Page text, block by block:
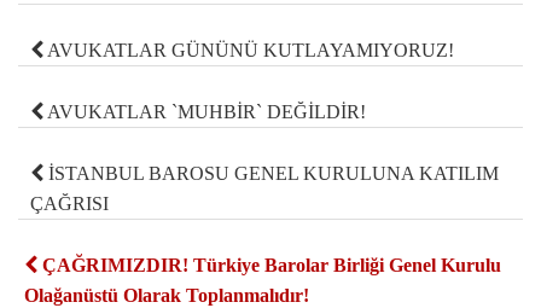
AVUKATLAR GÜNÜNÜ KUTLAYAMIYORUZ!
AVUKATLAR `MUHBİR` DEĞİLDİR!
İSTANBUL BAROSU GENEL KURULUNA KATILIM
ÇAĞRISI
ÇAĞRIMIZDIR! Türkiye Barolar Birliği Genel Kurulu
Olağanüstü Olarak Toplanmalıdır!